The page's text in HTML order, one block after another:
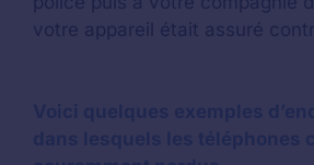
votre appareil était assuré